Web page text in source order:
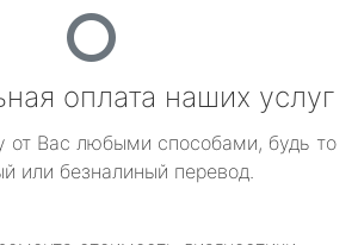
оплата наших услуг
от Вас любыми способами, будь то
или безналиный перевод.